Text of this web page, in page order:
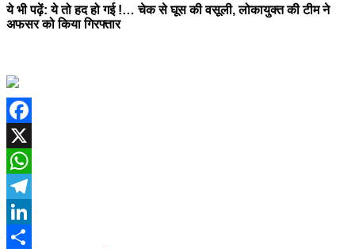
ये भी पढ़ें:ये तो हद हो गई !… चेक से घूस की वसूली, लोकायुक्त की टीम ने
अफसर को किया गिरफ्तार
Facebook
X
WhatsApp
Telegram
LinkedIn